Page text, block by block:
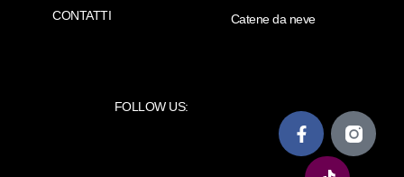
CONTATTI
Catene da neve
FOLLOW US: